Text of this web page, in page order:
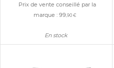
Prix de vente conseillé par la
marque :99 ,90 €
En stock